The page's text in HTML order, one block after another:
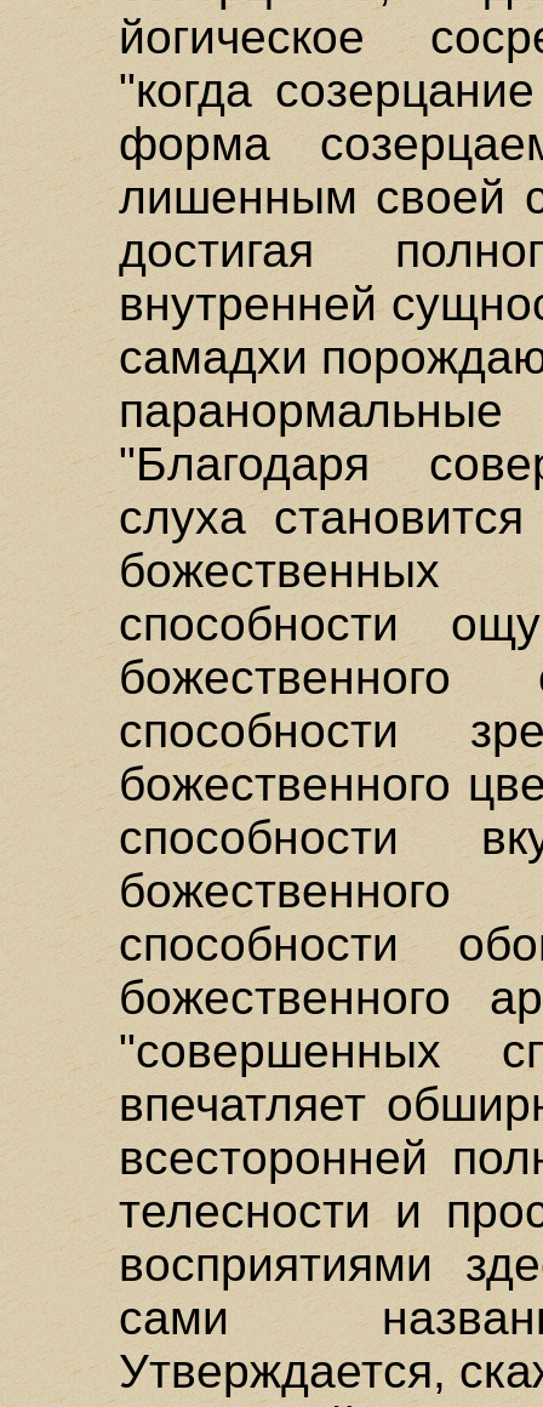
йогическое
"когда
форма
лишенным своей
достигая
внутренней
самадхи
паранормальные
"Благодаря
слуха
божественных
способности
божественного
способности
божественного
способности
способности
божественного
"совершенных
впечатляет
всесторонней
телесности и
восприятиями
сами
Утверждается,